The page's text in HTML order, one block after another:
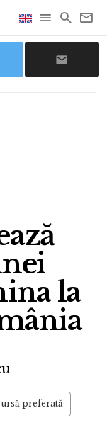
la
preferată